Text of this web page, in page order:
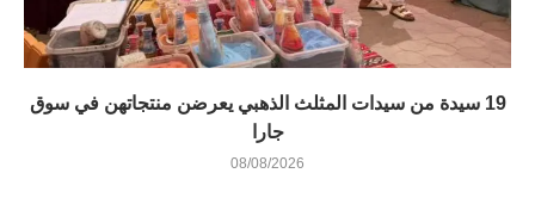
19 سيدة من سيدات المثلث الذهبي يعرضن منتجاتهن في سوق
جارا
08/08/2026